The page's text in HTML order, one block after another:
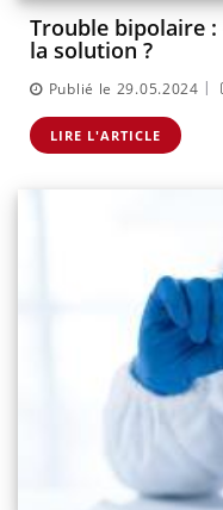
Trouble bipolaire
la solution ?
Publié le 29.05.2024 |
LIRE L'ARTICLE